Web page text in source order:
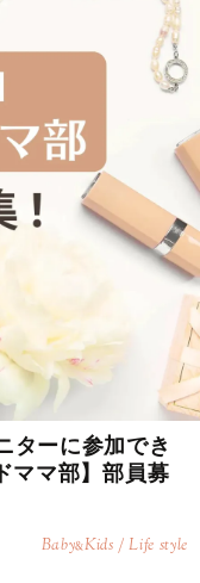
ターに参加でき
ママ部】部員募
Baby&Kids / Life style